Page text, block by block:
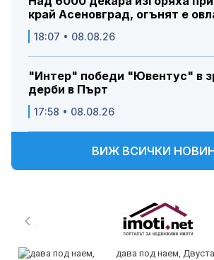
край Асеновград, огънят е
18:07 • 08.08.26
"Интер" победи "Ювентус" в
дерби в Пърт
17:58 • 08.08.26
ВИЖ ВСИЧКИ
дава под наем,